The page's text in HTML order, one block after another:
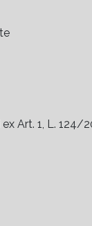
Art. 1, L. 124/